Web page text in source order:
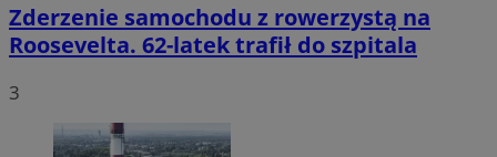
Zderzenie samochodu z rowerzystą na
Roosevelta. 62-latek trafił do szpitala
3